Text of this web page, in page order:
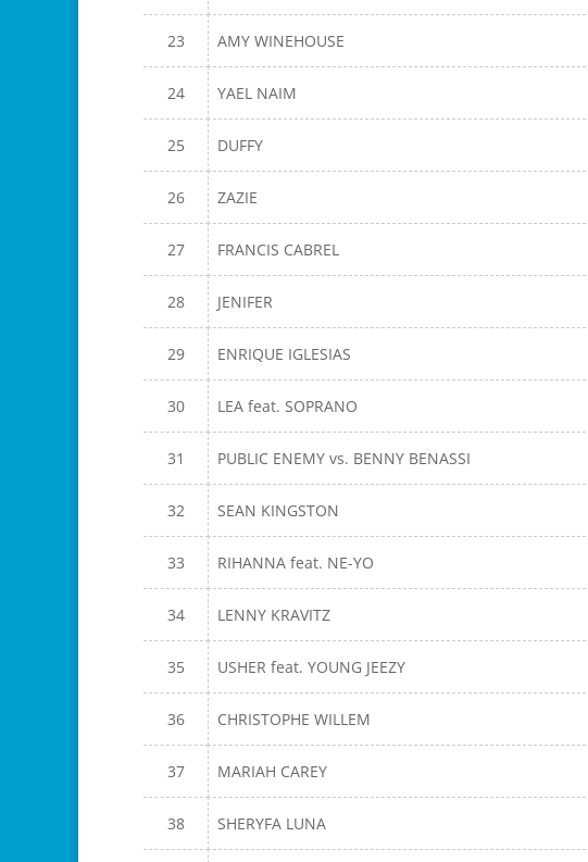
23 AMY WINEHOUSE
24 YAEL NAIM
25 DUFFY
26 ZAZIE
27 FRANCIS CABREL
28 JENIFER
29 ENRIQUE IGLESIAS
30 LEA feat. SOPRANO
31 PUBLIC ENEMY vs. BENNY BENASSI
32 SEAN KINGSTON
33 RIHANNA feat. NE-YO
34 LENNY KRAVITZ
35 USHER feat. YOUNG JEEZY
36 CHRISTOPHE WILLEM
37 MARIAH CAREY
38 SHERYFA LUNA